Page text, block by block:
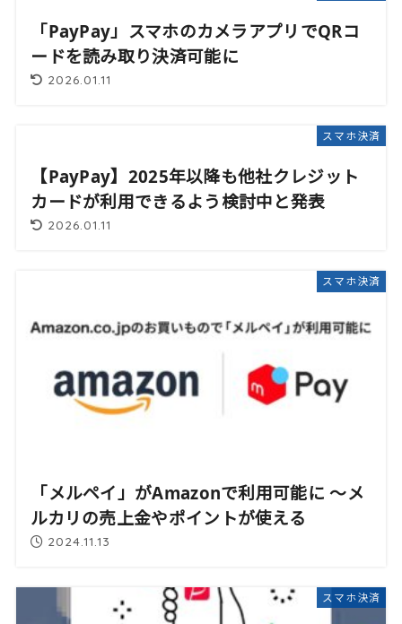
「PayPay」スマホのカメラアプリでQRコ
ードを読み取り決済可能に
2026.01.11
スマホ決済
【PayPay】2025年以降も他社クレジット
カードが利用できるよう検討中と発表
2026.01.11
スマホ決済
「メルペイ」がAmazonで利用可能に 〜メ
ルカリの売上金やポイントが使える
2024.11.13
スマホ決済